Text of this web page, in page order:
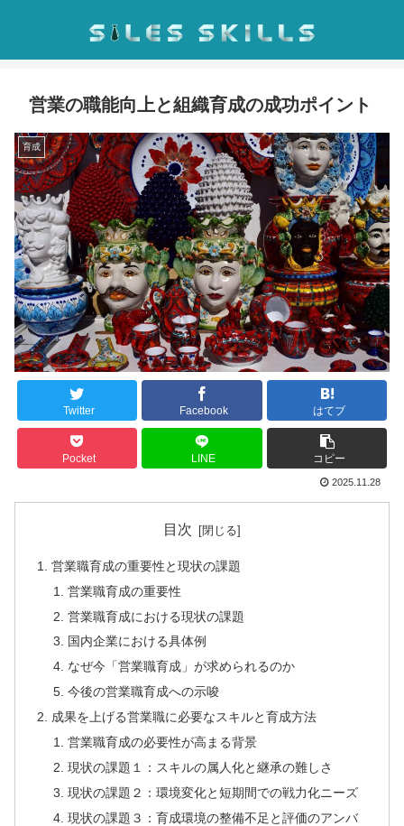
営業の職能向上と組織育成の成功ポイント
育成
Twitter Facebook はてブ
Pocket LINE コピー
2025.11.28
目次
営業職育成の重要性と現状の課題
営業職育成の重要性
営業職育成における現状の課題
国内企業における具体例
なぜ今「営業職育成」が求められるのか
今後の営業職育成への示唆
成果を上げる営業職に必要なスキルと育成方法
営業職育成の必要性が高まる背景
現状の課題１：スキルの属人化と継承の難しさ
現状の課題２：環境変化と短期間での戦力化ニーズ
現状の課題３：育成環境の整備不足と評価のアンバ